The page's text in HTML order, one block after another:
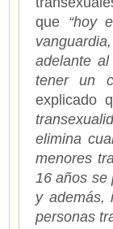
que “hoy
adelante
tener un
explicado
elimina
menores
16 años se
y además,
personas